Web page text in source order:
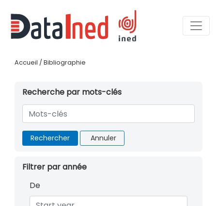
Accueil / Bibliographie
Recherche par mots-clés
Rechercher Annuler
Filtrer par année
De